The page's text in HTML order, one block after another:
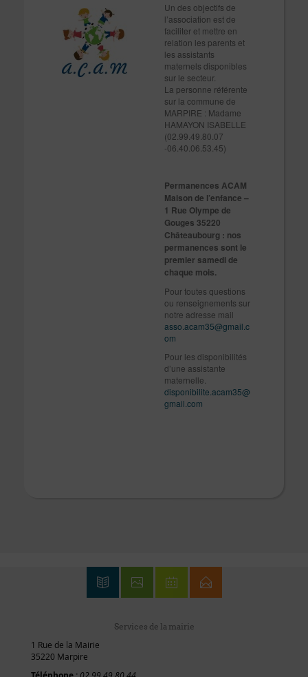
Un des objectifs de
l’association est de
faciliter et mettre en
relation les parents et
les assistants
maternels disponibles
sur le secteur.
La personne référente
sur la commune de
MARPIRE : Madame
HAMAYON ISABELLE
(02.99.49.80.07
-06.40.06.53.45)
Permanences ACAM
Maison de l’enfance –
1 Rue Olympe de
Gouges 35220
Châteaubourg : nos
permanences sont le
premier samedi de
chaque mois.
Pour toutes questions
ou renseignements sur
notre adresse mail
asso.acam35@gmail.c
om
Pour les disponibilités
d’une assistante
maternelle.
disponibilite.acam35@
gmail.com
Services de la mairie
1 Rue de la Mairie
35220 Marpire
02 99 49 80 44